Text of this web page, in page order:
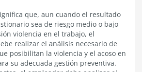
que, aun cuando el resultado
sea de riesgo medio o bajo
violencia en el trabajo, el
realizar el análisis necesario de
posibilitan la violencia y el acoso en
su adecuada gestión preventiva.